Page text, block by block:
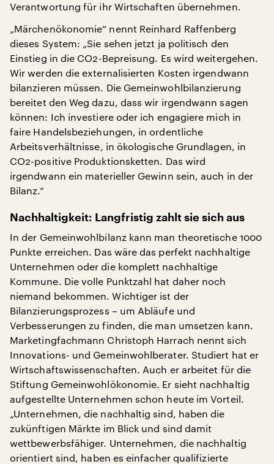
Verantwortung für ihr Wirtschaften übernehmen.
„Märchenökonomie“ nennt Reinhard Raffenberg
dieses System: „Sie sehen jetzt ja politisch den
Einstieg in die CO2-Bepreisung. Es wird weitergehen.
Wir werden die externalisierten Kosten irgendwann
bilanzieren müssen. Die Gemeinwohlbilanzierung
bereitet den Weg dazu, dass wir irgendwann sagen
können: Ich investiere oder ich engagiere mich in
faire Handelsbeziehungen, in ordentliche
Arbeitsverhältnisse, in ökologische Grundlagen, in
CO2-positive Produktionsketten. Das wird
irgendwann ein materieller Gewinn sein, auch in der
Bilanz.“
Nachhaltigkeit: Langfristig zahlt sie sich aus
In der Gemeinwohlbilanz kann man theoretische 1000
Punkte erreichen. Das wäre das perfekt nachhaltige
Unternehmen oder die komplett nachhaltige
Kommune. Die volle Punktzahl hat daher noch
niemand bekommen. Wichtiger ist der
Bilanzierungsprozess – um Abläufe und
Verbesserungen zu finden, die man umsetzen kann.
Marketingfachmann Christoph Harrach nennt sich
Innovations- und Gemeinwohlberater. Studiert hat er
Wirtschaftswissenschaften. Auch er arbeitet für die
Stiftung Gemeinwohlökonomie. Er sieht nachhaltig
aufgestellte Unternehmen schon heute im Vorteil.
„Unternehmen, die nachhaltig sind, haben die
zukünftigen Märkte im Blick und sind damit
wettbewerbsfähiger. Unternehmen, die nachhaltig
orientiert sind, haben es einfacher qualifizierte